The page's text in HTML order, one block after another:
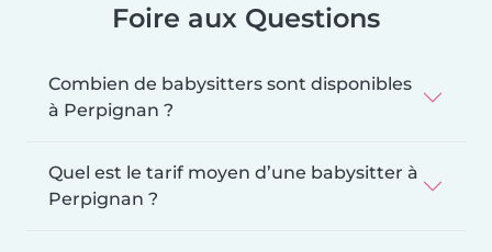
Foire aux Questions
Combien de babysitters sont disponibles
à Perpignan ?
Quel est le tarif moyen d’une babysitter à
Perpignan ?